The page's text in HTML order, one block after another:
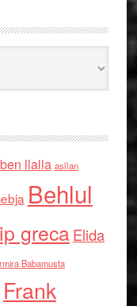
llalla asllan
Behlul
grecaElida
Babamusta
Frank